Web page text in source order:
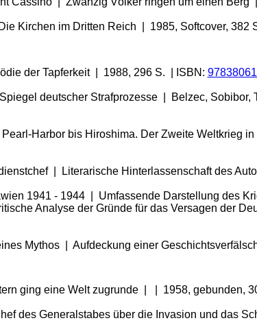
Kirchen im Dritten Reich | 1985, Softcover, 382
der Tapferkeit | 1988, 296 S. | ISBN:
deutscher Strafprozesse | Belzec,
Harbor bis Hiroshima. Der Zweite Weltkrieg
| Literarische Hinterlassenschaft des
1941 - 1944 | Umfassende Darstellung des
Analyse der Gründe für das Versagen der
Mythos | Aufdeckung einer
ging eine Welt zugrunde | | 1958, gebunden,
des Generalstabes über die Invasion und das